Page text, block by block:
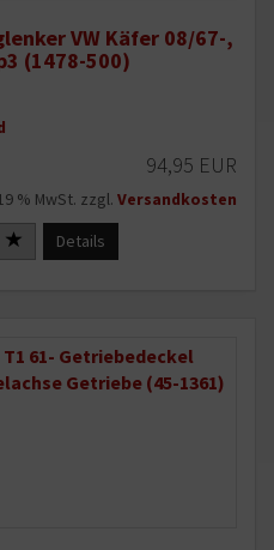
VW Käfer 08/67-,
(1478-500)
94,95 EUR
% MwSt. zzgl. Versandkosten
Details